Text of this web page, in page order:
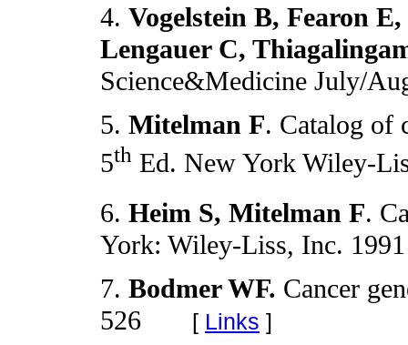
4. Vogelstein B, Fearon
Lengauer C,
Science&Medicine July/
5. Mitelman F. Catalog of
5th Ed. New York Wiley-
6. Heim S, Mitelman F.
York: Wiley-Liss, Inc. 1991
7. Bodmer WF. Cancer
526 [ Links ]